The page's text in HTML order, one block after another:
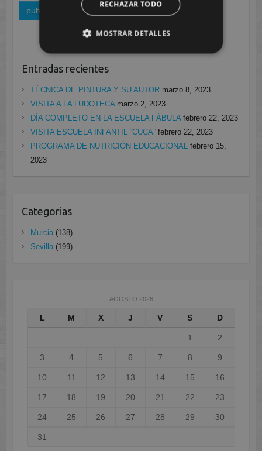
Entradas recientes
TÉCNICA DE PINTURA Y SU AUTOR marzo 8, 2023
VISITA A LA LUDOTECA marzo 2, 2023
DÍA COMPLETO EN LA ESCUELA FÁBULA febrero 22, 2023
VISITA ESCUELA INFANTIL “CUCA” febrero 22, 2023
PROGRAMA DE NUTRICIÓN EDUCACIONAL febrero 15,
2023
Categorias
Murcia(138)
Sevilla(199)
AGOSTO 2026
L M X J V S D
1 2
3 4 5 6 7 8 9
10 11 12 13 14 15 16
17 18 19 20 21 22 23
24 25 26 27 28 29 30
31
RECHAZAR TODO
MOSTRAR DETALLES